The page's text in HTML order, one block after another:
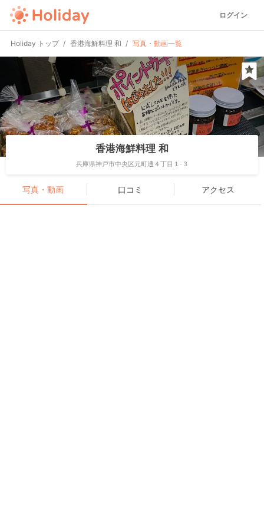
ログイン
Holiday トップ 香港海鮮料理 和 写真・動画一覧
香港海鮮料理 和
兵庫県神戸市中央区元町通４丁目１-３
写真・動画 口コミ アクセス